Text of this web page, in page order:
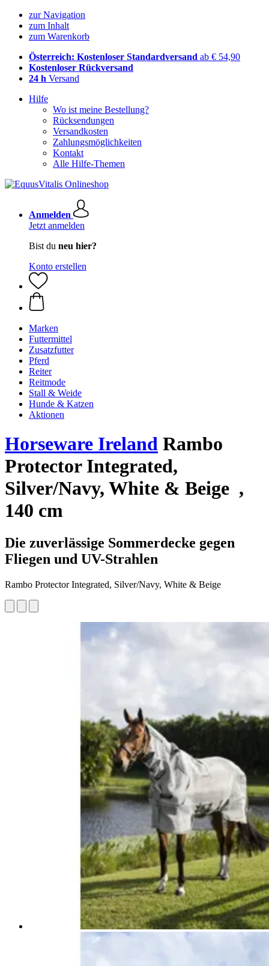
zur Navigation
zum Inhalt
zum Warenkorb
Österreich: Kostenloser Standardversand ab € 54,90
Kostenloser Rückversand
24 h Versand
Hilfe
Wo ist meine Bestellung?
Rücksendungen
Versandkosten
Zahlungsmöglichkeiten
Kontakt
Alle Hilfe-Themen
Anmelden
Jetzt anmelden
Bist du neu hier?
Konto erstellen
Marken
Futtermittel
Zusatzfutter
Pferd
Reiter
Reitmode
Stall & Weide
Hunde & Katzen
Aktionen
Horseware Ireland Rambo
Protector Integrated,
Silver/Navy, White & Beige ,
140 cm
Die zuverlässige Sommerdecke gegen
Fliegen und UV-Strahlen
Rambo Protector Integrated, Silver/Navy, White & Beige